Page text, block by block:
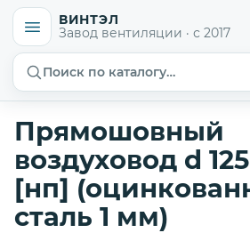
ВИНТЭЛ
Завод вентиляции · с 2017
Поиск по каталогу…
Прямошовный
воздуховод d
[нп]
сталь 1 мм)